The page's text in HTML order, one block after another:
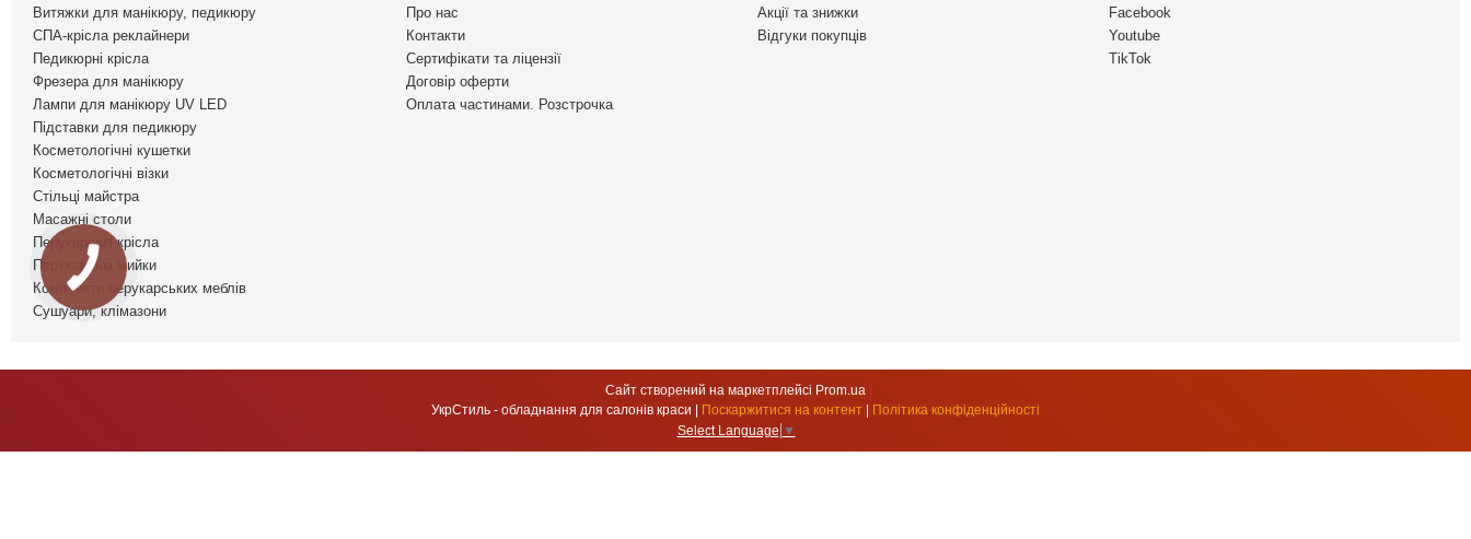
Витяжки для манікюру, педикюру
СПА-крісла реклайнери
Педикюрні крісла
Фрезера для манікюру
Лампи для манікюру UV LED
Підставки для педикюру
Косметологічні кушетки
Косметологічні візки
Стільці майстра
Масажні столи
Перукарські крісла
Перукарські мийки
Комплекти перукарських меблів
Сушуари, клімазони
Про нас
Контакти
Сертифікати та ліцензії
Договір оферти
Оплата частинами. Розстрочка
Акції та знижки
Відгуки покупців
Facebook
Youtube
TikTok
Сайт створений на маркетплейсі Prom.ua
Поскаржитися на контент
Політика конфіденційності
Select Language ▼